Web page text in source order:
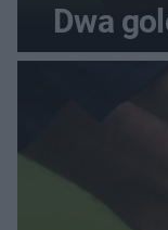
Dwa